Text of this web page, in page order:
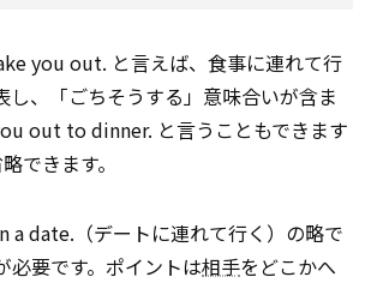
you out. と言えば、食事に連れて行
し、「ごちそうする」意味合いが含ま
out to dinner. と言うこともできます
できます。
a date.（デートに連れて行く）の略で
必要です。ポイントは相手をどこかへ